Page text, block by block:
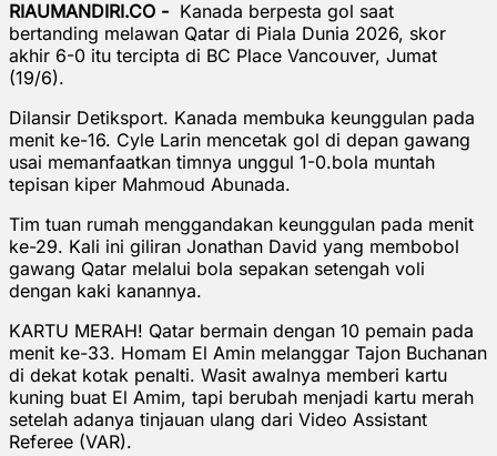
RIAUMANDIRI.CO - Kanada berpesta gol saat
bertanding melawan Qatar di Piala Dunia 2026, skor
akhir 6-0 itu tercipta di BC Place Vancouver, Jumat
(19/6).
Dilansir Detiksport. Kanada membuka keunggulan pada
menit ke-16. Cyle Larin mencetak gol di depan gawang
usai memanfaatkan timnya unggul 1-0.bola muntah
tepisan kiper Mahmoud Abunada.
Tim tuan rumah menggandakan keunggulan pada menit
ke-29. Kali ini giliran Jonathan David yang membobol
gawang Qatar melalui bola sepakan setengah voli
dengan kaki kanannya.
KARTU MERAH! Qatar bermain dengan 10 pemain pada
menit ke-33. Homam El Amin melanggar Tajon Buchanan
di dekat kotak penalti. Wasit awalnya memberi kartu
kuning buat El Amim, tapi berubah menjadi kartu merah
setelah adanya tinjauan ulang dari Video Assistant
Referee (VAR).